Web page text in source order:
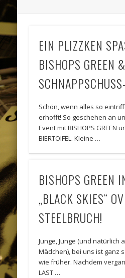
EIN PLIZZKEN
BISHOPS GREEN
Schön, wenn alles so
erhofft! So geschehen an
Event mit BISHOPS GREEN
BIERTOIFEL. Kleine …
BISHOPS GREEN
„BLACK SKIES“
STEELBRUCH!
Junge, Junge (und natürlich
Mädchen), bei uns ist ganz
wie früher. Nachdem
LAST …